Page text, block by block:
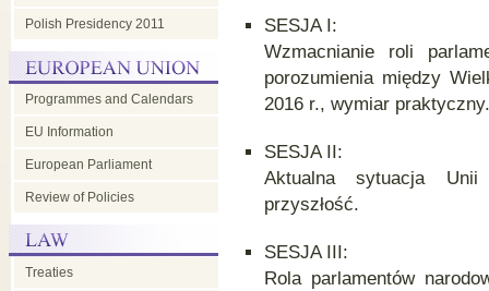
Polish Presidency 2011
Programmes and Calendars
EU Information
European Parliament
Review of Policies
Treaties
SESJA I:
Wzmacnianie roli
porozumienia między
2016 r., wymiar praktyczny.
SESJA II:
Aktualna sytuacja
przyszłość.
SESJA III:
Rola parlamentów